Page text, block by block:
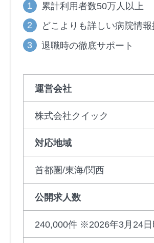
累計利用者数50万人以上
どこよりも詳しい病院情報
退職時の徹底サポート
運営会社
株式会社クイック
対応地域
首都圏/東海/関西
公開求人数
240,000件 ※2026年3月24日